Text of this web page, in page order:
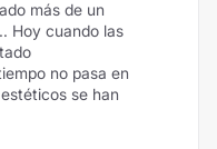
más de un
Hoy cuando las
no pasa en
se han